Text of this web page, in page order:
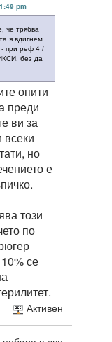
pm
че трябва
я вдигнем
при реф 4 /
без да
опити
преди
ви за
всеки
но
е
този
по
се
Активен